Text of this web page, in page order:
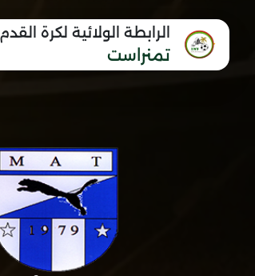
الرابطة الولائية لكرة القدم
تمنراست